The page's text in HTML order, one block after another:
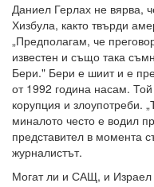
Даниел Герлах не вярва,
Хизбула, както твърди
„Предполагам, че
известен и също така
Бери." Бери е шиит и е
от 1992 година насам.
корупция и злоупотреби.
миналото често е водил
представител в момента
журналистът.
Могат ли и САЩ, и Израел